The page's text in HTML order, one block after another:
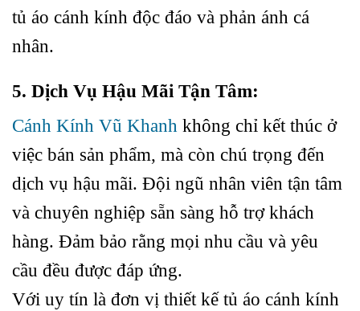
tủ áo cánh kính độc đáo và phản ánh cá
nhân.
5. Dịch Vụ Hậu Mãi Tận Tâm:
Cánh Kính Vũ Khanh không chỉ kết thúc ở
việc bán sản phẩm, mà còn chú trọng đến
dịch vụ hậu mãi. Đội ngũ nhân viên tận tâm
và chuyên nghiệp sẵn sàng hỗ trợ khách
hàng. Đảm bảo rằng mọi nhu cầu và yêu
cầu đều được đáp ứng.
Với uy tín là đơn vị thiết kế tủ áo cánh kính